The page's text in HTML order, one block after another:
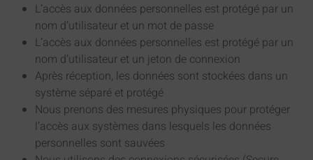
L’accès aux données personnelles est protégé par un
nom d’utilisateur et un mot de passe
L’accès aux données personnelles est protégé par un
nom d’utilisateur et un jeton de connexion
Après réception, les données sont stockées dans un
système séparé et protégé
Nous prenons des mesures physiques pour protéger
l’accès aux systèmes dans lesquels les données
personnelles sont sauvées